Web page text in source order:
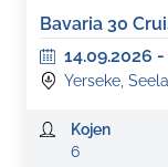
Bavaria 30
14.09.2026 -
Yerseke,
Kojen
6